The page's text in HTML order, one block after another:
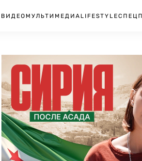
ВИДЕО МУЛЬТИМЕДИА LIFESTYLE